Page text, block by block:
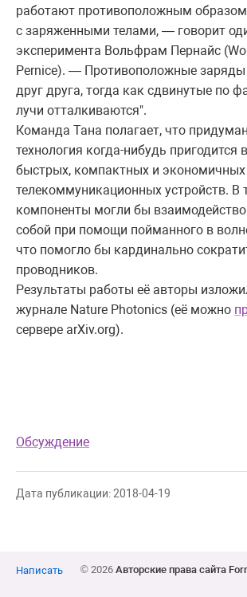
работают противоположным
с заряженными телами, — говорит
эксперимента Вольфрам Пернайс
Pernice). — Противоположные
друг друга, тогда как сдвинутые по
лучи отталкиваются".
Команда Тана полагает, что
технология когда-нибудь пригодится
быстрых, компактных и экономичных
телекоммуникационных устройств. В
компоненты могли бы
собой при помощи пойманного в
что помогло бы кардинально
проводников.
Результаты работы её авторы
журнале Nature Photonics (её можно
сервере arXiv.org).
Обсуждение
Дата публикации: 2018-04-19
Написать © 2026 Авторские права сайта